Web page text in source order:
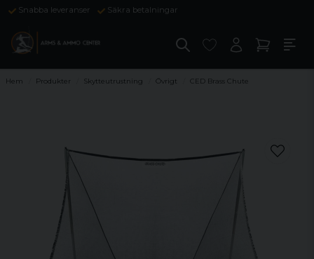
Snabba leveranser Säkra betalningar
Hem Produkter Skytteutrustning Övrigt CED Brass Chute